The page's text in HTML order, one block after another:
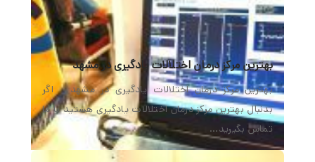
بهترین مرکز درمان اختلالات یادگیری در مشهد
بهترین مرکز درمان اختلالات یادگیری در مشهد اگر
بدنبال بهترین مرکز درمان اختلالات یادگیری هستید با ما
تماس بگیرید…